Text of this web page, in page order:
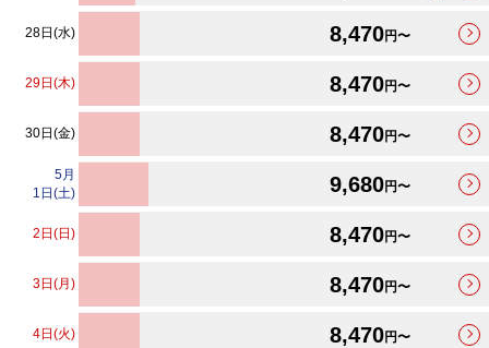
28日(水) 8,470円〜
29日(木) 8,470円〜
30日(金) 8,470円〜
5月
1日(土)
9,680円〜
2日(日) 8,470円〜
3日(月) 8,470円〜
4日(火) 8,470円〜